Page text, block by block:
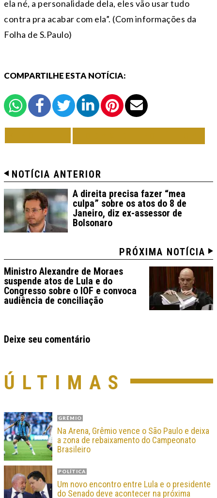
ela né, a personalidade dela, eles vão usar tudo
contra pra acabar com ela”. (Com informações da
Folha de S.Paulo)
COMPARTILHE ESTA NOTÍCIA:
NOTÍCIA ANTERIOR
A direita precisa fazer “mea
culpa” sobre os atos do 8 de
Janeiro, diz ex-assessor de
Bolsonaro
PRÓXIMA NOTÍCIA
Ministro Alexandre de Moraes
suspende atos de Lula e do
Congresso sobre o IOF e convoca
audiência de conciliação
Deixe seu comentário
ÚLTIMAS
GRÊMIO
Na Arena, Grêmio vence o São Paulo e deixa
a zona de rebaixamento do Campeonato
Brasileiro
POLÍTICA
Um novo encontro entre Lula e o presidente
do Senado deve acontecer na próxima